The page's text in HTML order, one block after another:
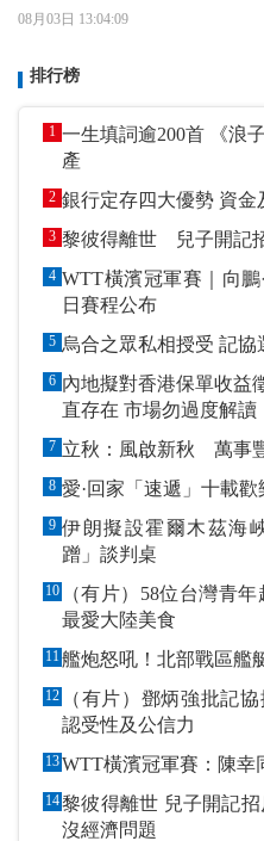
08月03日 13:04:09
排行榜
1 一生填詞逾200首 《浪子心聲》《Monica》成永恒遺
產
2 銀行定存
3 黎彼得離世 兒子開記
4 WTT橫濱冠軍賽｜向
日賽程公布
5 烏合之眾
6 內地擬對香港保單收
直存在 市場勿過度解讀
7 立秋：風啟新秋 萬事
8
9 伊朗擬設霍爾木茲海
蹭」談判桌
10
（有片）58位台灣青
最愛大陸美食
11 艦炮怒吼！北部戰區艦
12
（有片）鄧炳強批記
認受性及公信力
13WTT橫濱冠軍賽：陳幸
14黎彼得離世 兒子開記招反擊傳聞 鍾
沒經濟問題